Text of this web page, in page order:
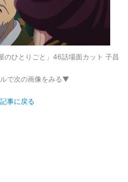
のひとりごと」46話場面カット 子昌
で次の画像をみる▼
記事に戻る